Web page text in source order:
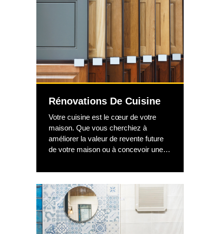
faites appel à notre groupe .
Rénovations De Cuisine
Votre cuisine est le cœur de votre
maison. Que vous cherchiez à
améliorer la valeur de revente future
de votre maison ou à concevoir une
préparation des repas un rêve, votre
de cuisine résidentielle rapportera des
récompenses substantielles. Un
entrepreneur en rénovation de cuisine
de qualité sera indispensable. nous